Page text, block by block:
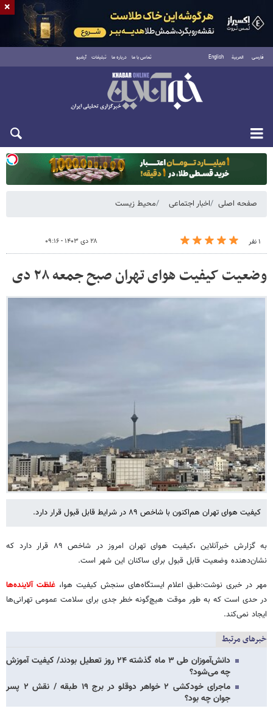
فارسی العربية English تماس با ما درباره ما تبلیغات آرشیو
یکشنبه ۱۸ مرداد ۱۴۰۵
صفحه اصلی اخبار اجتماعی محیط زیست
۱ نفر ۲۸ دی ۱۴۰۳ - ۰۹:۱۶
وضعیت کیفیت هوای تهران صبح جمعه ۲۸ دی
کیفیت هوای تهران هم‌اکنون با شاخص ۸۹ در شرایط قابل قبول قرار دارد.
به گزارش خبرآنلاین ،کیفیت هوای تهران امروز در شاخص ۸۹ قرار دارد که
نشان‌دهنده وضعیت قابل قبول برای ساکنان این شهر است.
مهر در خبری نوشت:طبق اعلام ایستگاه‌های سنجش کیفیت هوا،غلظت آلاینده‌ها
در حدی است که به طور موقت هیچ‌گونه خطر جدی برای سلامت عمومی تهرانی‌ها
ایجاد نمی‌کند.
خبرهای مرتبط
دانش‌آموزان طی ٣ ماه گذشته ٢۴ روز تعطیل بودند/ کیفیت آموزش
چه می‌شود؟
ماجرای خودکشی ۲ خواهر دوقلو در برج ١٩ طبقه / نقش ۲ پسر
جوان چه بود؟
×